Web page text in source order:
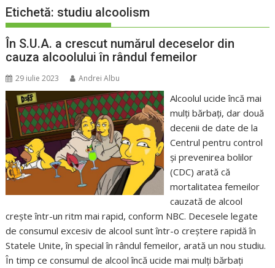
Etichetă: studiu alcoolism
În S.U.A. a crescut numărul deceselor din
cauza alcoolului în rândul femeilor
29 iulie 2023 Andrei Albu
Alcoolul ucide încă mai
mulți bărbați, dar două
decenii de date de la
Centrul pentru control
și prevenirea bolilor
(CDC) arată că
mortalitatea femeilor
cauzată de alcool
crește într-un ritm mai rapid, conform NBC. Decesele legate
de consumul excesiv de alcool sunt într-o creștere rapidă în
Statele Unite, în special în rândul femeilor, arată un nou studiu.
În timp ce consumul de alcool încă ucide mai mulți bărbați